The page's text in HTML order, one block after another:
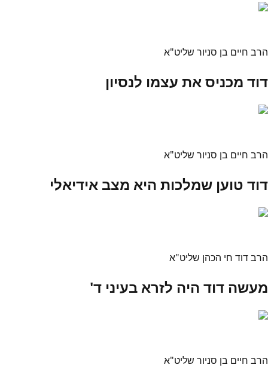
הרב חיים בן סניור שליט"א
דוד מכניס את עצמו לנסיון
הרב חיים בן סניור שליט"א
דוד טוען שמלכות היא מצב אידיאלי
הרב דוד חי הכהן שליט"א
מעשה דוד היה לזרא בעיני ד'
הרב חיים בן סניור שליט"א